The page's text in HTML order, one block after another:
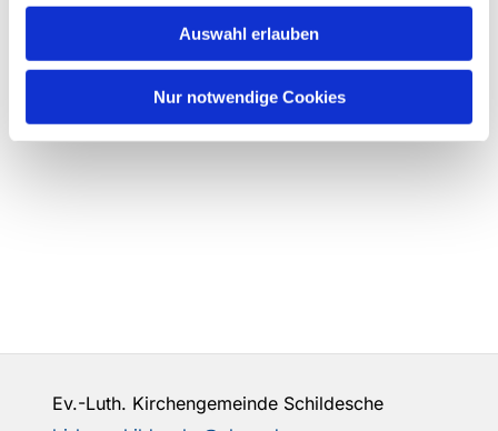
Auswahl erlauben
Nur notwendige Cookies
Ev.-Luth. Kirchengemeinde Schildesche